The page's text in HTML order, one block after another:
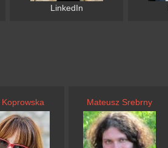
LinkedIn
Koprowska Mateusz Srebrny